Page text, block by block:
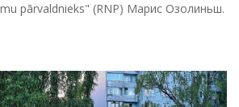
pārvaldnieks" (RNP) Марис Озолиньш.